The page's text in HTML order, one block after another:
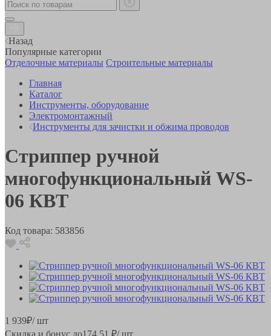
Назад
Популярные категории
Отделочные материалы Строительные материалы
Главная
Каталог
Инструменты, оборудование
Электромонтажный
Инструменты для зачистки и обжима проводов
Стриппер ручной
многофункциональный WS-
06 КВТ
Код товара: 583856
1 939₽/ шт
Скидка и бонус до174.51 ₽/ шт